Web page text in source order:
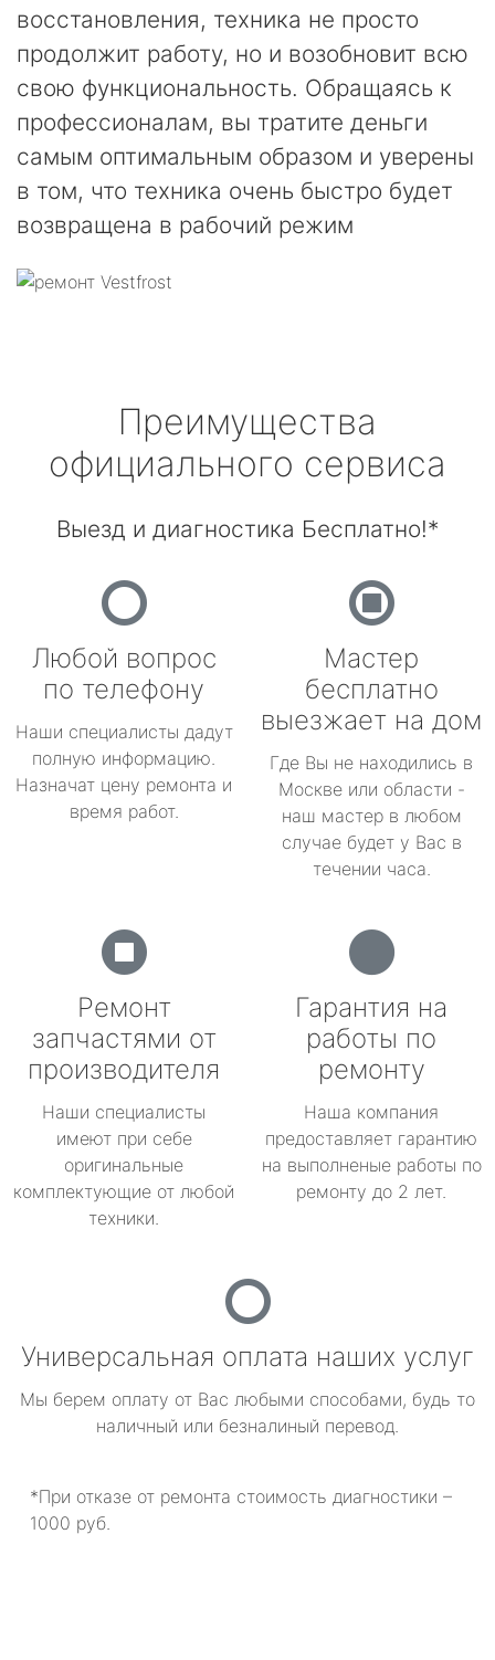
восстановления, техника не просто
продолжит работу, но и возобновит всю
свою функциональность. Обращаясь к
профессионалам, вы тратите деньги
самым оптимальным образом и уверены
в том, что техника очень быстро будет
возвращена в рабочий режим
Преимущества
официального сервиса
Выезд и диагностика Бесплатно!*
Любой вопрос
по телефону
Наши специалисты дадут
полную информацию.
Назначат цену ремонта и
время работ.
Мастер
бесплатно
выезжает на дом
Где Вы не находились в
Москве или области -
наш мастер в любом
случае будет у Вас в
течении часа.
Ремонт
запчастями от
производителя
Наши специалисты
имеют при себе
оригинальные
комплектующие от любой
техники.
Гарантия на
работы по
ремонту
Наша компания
предоставляет гарантию
на выполненые работы по
ремонту до 2 лет.
Универсальная оплата наших услуг
Мы берем оплату от Вас любыми способами, будь то
наличный или безналиный перевод.
*При отказе от ремонта стоимость диагностики –
1000 руб.